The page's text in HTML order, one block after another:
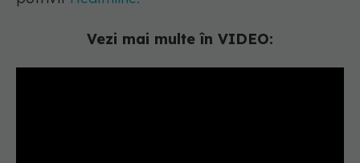
Vezi mai multe în VIDEO: